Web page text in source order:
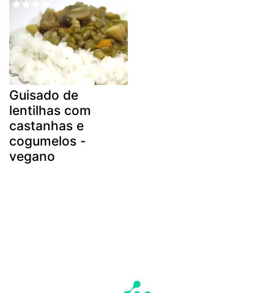
Guisado de
lentilhas com
castanhas e
cogumelos -
vegano